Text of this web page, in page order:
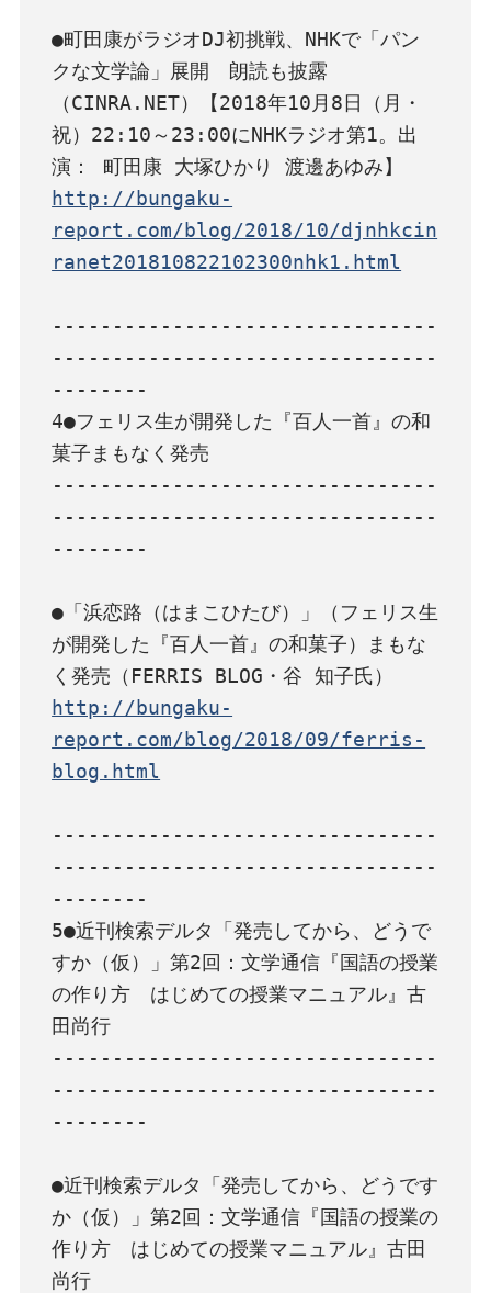
●町田康がラジオDJ初挑戦、NHKで「パン
クな文学論」展開　朗読も披露
（CINRA.NET）【2018年10月8日（月・
祝）22:10～23:00にNHKラジオ第1。出
http://bungaku-
report.com/blog/2018/10/djnhkcin
ranet201810822102300nhk1.html
--------------------------------
--------------------------------
--------
4●フェリス生が開発した『百人一首』の和
菓子まもなく発売
--------------------------------
--------------------------------
--------
●「浜恋路（はまこひたび）」（フェリス生
が開発した『百人一首』の和菓子）まもな
http://bungaku-
report.com/blog/2018/09/ferris-
blog.html
--------------------------------
--------------------------------
--------
5●近刊検索デルタ「発売してから、どうで
すか（仮）」第2回：文学通信『国語の授業
の作り方　はじめての授業マニュアル』古
田尚行
--------------------------------
--------------------------------
--------
●近刊検索デルタ「発売してから、どうです
か（仮）」第2回：文学通信『国語の授業の
作り方　はじめての授業マニュアル』古田